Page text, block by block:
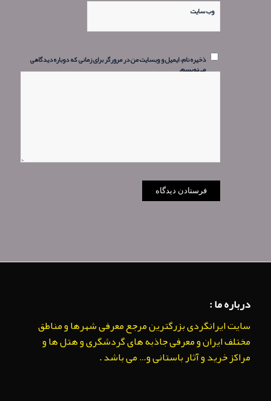
وب‌ سایت
ذخیره نام، ایمیل و وبسایت من در مرورگر برای زمانی که دوباره دیدگاهی
می‌نویسم.
درباره ما :
سایت ایرانگردی بزرگترین مرجع معرفی شهرها و مناطق
مختلف ایران و معرفی جاذبه های گردشگری و هتل ها و
مراکز خرید و آثار باستانی و… می باشد .